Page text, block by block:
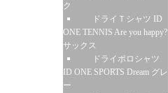
ク
ドライＴシャツ ID
ONE TENNIS Are you happy?
サックス
ドライポロシャツ
ID ONE SPORTS Dream グレ
ー